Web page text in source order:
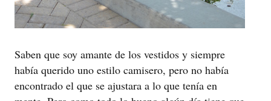
Saben que soy amante de los vestidos y siempre
había querido uno estilo camisero, pero no había
encontrado el que se ajustara a lo que tenía en